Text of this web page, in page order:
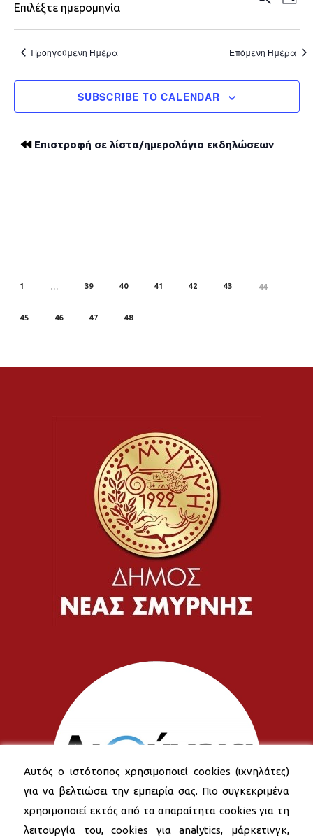
Search
and
Views
Επιλέξτε ημερομηνία
Προηγούμενη Ημέρα Επόμενη Ημέρα
SUBSCRIBE TO CALENDAR
Επιστροφή σε λίστα/ημερολόγιο εκδηλώσεων
1 … 39 40 41 42 43 44
45 46 47 48
Αυτός ο ιστότοπος χρησιμοποιεί cookies (ιχνηλάτες)
για να βελτιώσει την εμπειρία σας. Πιο συγκεκριμένα
χρησιμοποιεί εκτός από τα απαραίτητα cookies για τη
λειτουργία του, cookies για analytics, μάρκετινγκ,